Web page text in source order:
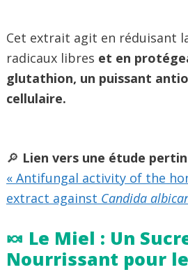
Cet extrait agit en réduisant
radicaux libres et en
glutathion, un puissant
cellulaire.
🔎 Lien vers une étude
« Antifungal activity of the
extract against Candida
🍬 Le Miel : Un
Nourrissant pour